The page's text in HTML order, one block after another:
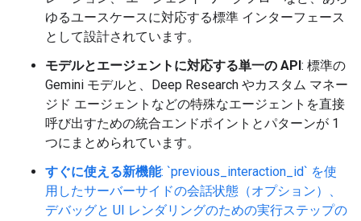
ゆるユースケースに対応する標準 インターフェース
として設計されています。
モデルとエージェントに対応する単一の API: 標準の
Gemini モデルと、Deep Research やカスタム マネー
ジド エージェントなどの特殊なエージェントを直接
呼び出すための統合エンドポイントとパターンが 1
つにまとめられています。
すぐに使える新機能: `previous_interaction_id` を使
用したサーバーサイドの会話状態（オプション）、
デバッグと UI レンダリングのための実行ステップの